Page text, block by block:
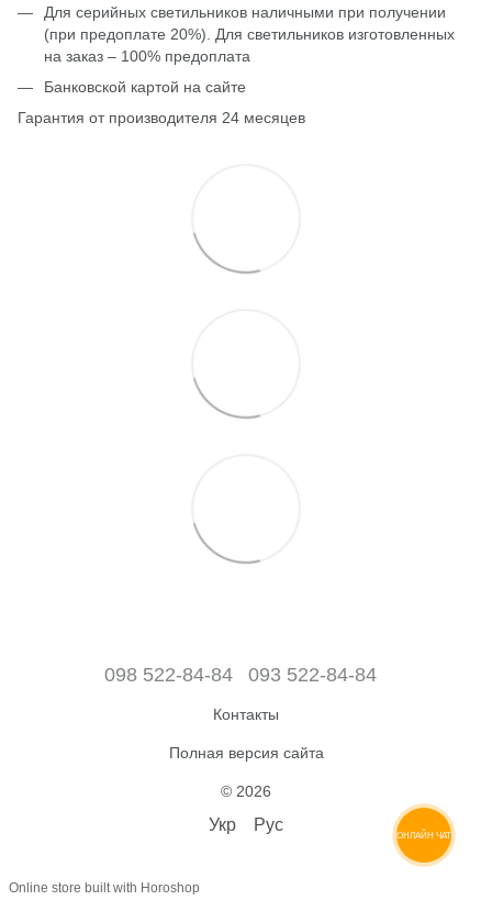
Для серийных светильников наличными при получении
(при предоплате 20%). Для светильников изготовленных
на заказ – 100% предоплата
Банковской картой на сайте
Гарантия от производителя 24 месяцев
098 522-84-84 093 522-84-84
Контакты
Полная версия сайта
© 2026
Укр Рус
Online store built with Horoshop
ОНЛАЙН ЧАТ